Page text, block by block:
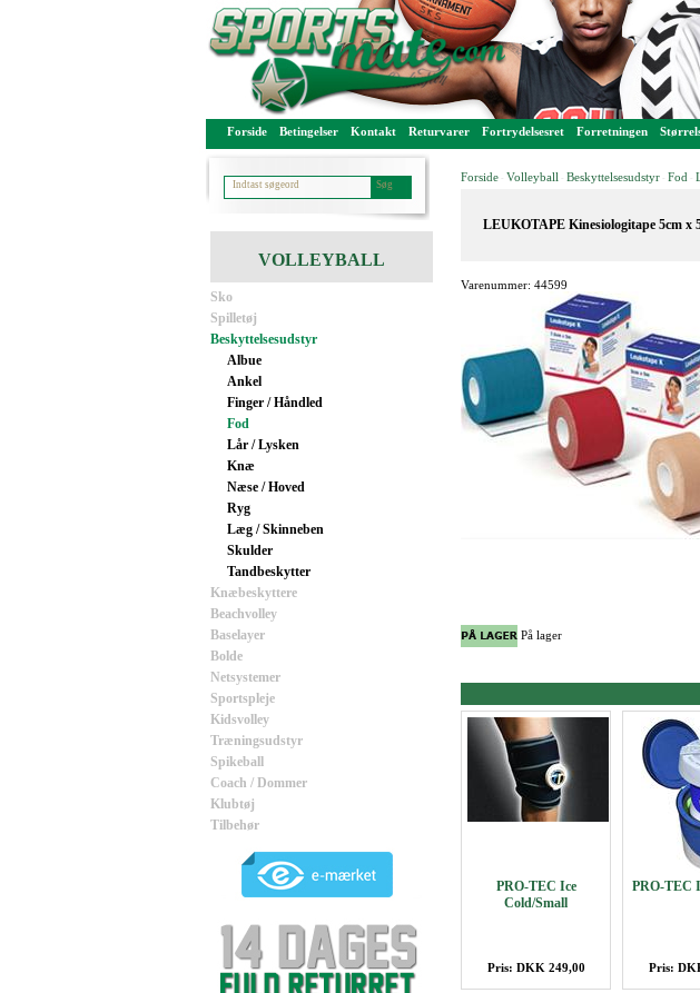
Forside Betingelser Kontakt Returvarer Fortrydelsesret Forretningen
VOLLEYBALL
Sko
Spilletøj
Beskyttelsesudstyr
Albue
Ankel
Finger / Håndled
Fod
Lår / Lysken
Knæ
Næse / Hoved
Ryg
Læg / Skinneben
Skulder
Tandbeskytter
Knæbeskyttere
Beachvolley
Baselayer
Bolde
Netsystemer
Sportspleje
Kidsvolley
Træningsudstyr
Spikeball
Coach / Dommer
Klubtøj
Tilbehør
Forside Volleyball Beskyttelsesudstyr Fod
LEUKOTAPE Kinesiologitape 5cm x
Varenummer: 44599
På lager
PRO-TEC Ice
Cold/Small
Pris: DKK 249,00
PRO-TEC
Pris: